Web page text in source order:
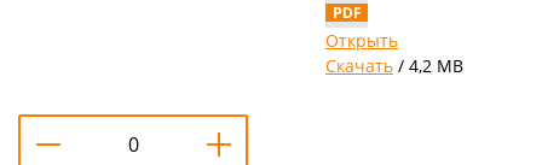
Открыть
Скачать / 4,2 MB